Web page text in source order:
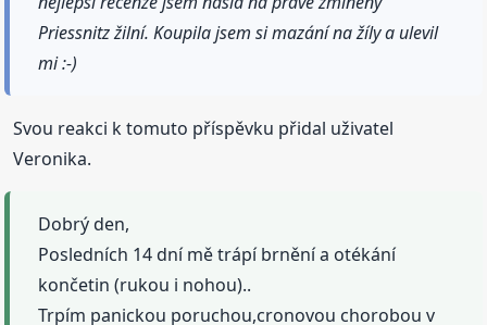
Priessnitz žilní. Koupila jsem si mazání na žíly a ulevil
mi :-)
Svou reakci k tomuto příspěvku přidal uživatel
Veronika.
Dobrý den,
Posledních 14 dní mě trápí brnění a otékání
končetin (rukou i nohou)..
Trpím panickou poruchou,cronovou chorobou v